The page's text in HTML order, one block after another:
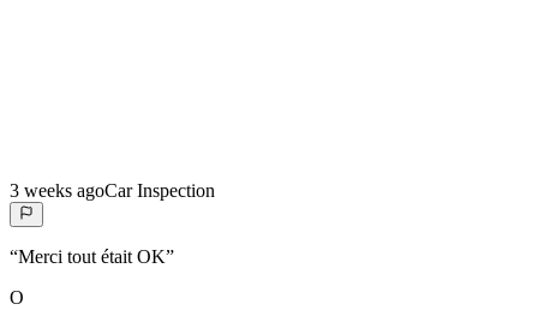
3 weeks agoCar Inspection
“Merci tout était OK”
O